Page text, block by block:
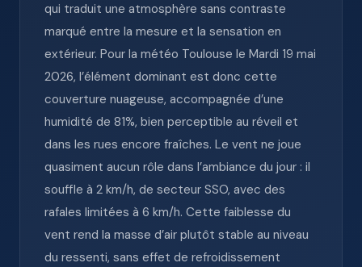
qui traduit une atmosphère sans contraste
marqué entre la mesure et la sensation en
extérieur. Pour la météo Toulouse le Mardi 19 mai
2026, l’élément dominant est donc cette
couverture nuageuse, accompagnée d’une
humidité de 81%, bien perceptible au réveil et
dans les rues encore fraîches. Le vent ne joue
quasiment aucun rôle dans l’ambiance du jour : il
souffle à 2 km/h, de secteur SSO, avec des
rafales limitées à 6 km/h. Cette faiblesse du
vent rend la masse d’air plutôt stable au niveau
du ressenti, sans effet de refroidissement